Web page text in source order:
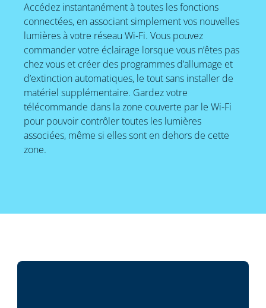
Accédez instantanément à toutes les fonctions
connectées, en associant simplement vos nouvelles
lumières à votre réseau Wi-Fi. Vous pouvez
commander votre éclairage lorsque vous n’êtes pas
chez vous et créer des programmes d’allumage et
d’extinction automatiques, le tout sans installer de
matériel supplémentaire. Gardez votre
télécommande dans la zone couverte par le Wi-Fi
pour pouvoir contrôler toutes les lumières
associées, même si elles sont en dehors de cette
zone.